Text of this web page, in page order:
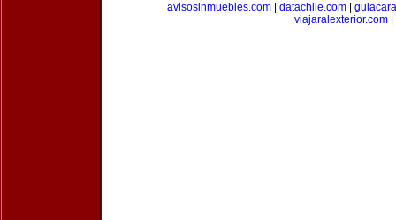
avisosinmuebles.com
datachile.com
viajaralexterior.com